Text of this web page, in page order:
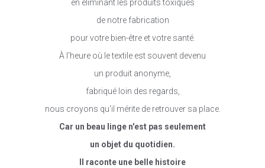
en éliminant les produits toxiques
de notre fabrication
pour votre bien-être et votre santé.
À l'heure où le textile est souvent devenu
un produit anonyme,
fabriqué loin des regards,
nous croyons qu'il mérite de retrouver sa place.
Car un beau linge n'est pas seulement
un objet du quotidien.
Il raconte une belle histoire